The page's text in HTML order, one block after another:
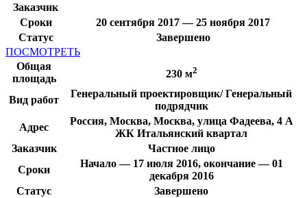
Заказчик
Сроки
20 сентября 2017 — 25 ноября 2017
Статус
Завершено
ПОСМОТРЕТЬ
Общая
площадь
230 м2
Вид работ
Генеральный проектировщик/ Генеральный
подрядчик
Адрес
Россия, Москва, Москва, улица Фадеева, 4 А
ЖК Итальянский квартал
Заказчик
Частное лицо
Сроки
Начало — 17 июля 2016, окончание — 01
декабря 2016
Статус
Завершено